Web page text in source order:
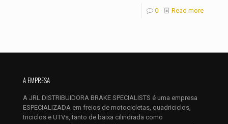
0 Read more
A EMPRESA
A JRL DISTRIBUIDORA BRAKE SPECIALISTS é uma empresa
ESPECIALIZADA em freios de motocicletas, quadriciclos,
triciclos e UTVs, tanto de baixa cilindrada como